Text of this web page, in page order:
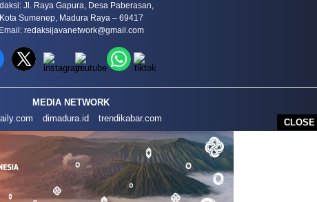
CLOSE
Jl. Raya Gapura, Desa Paberasan,
Kota Sumenep, Madura Raya – 69417
Email: redaksijavanetwork@gmail.com
MEDIA NETWORK
dimadura.id trendikabar.com
PRIVACY POLICY PEDOMAN MEDIA SIBER
©2026 JAVANETWOR.CO.ID - ALL RIGHTS RESERVED